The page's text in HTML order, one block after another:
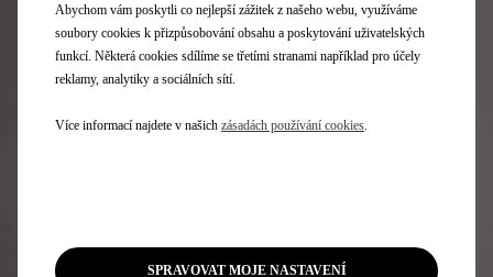
CONSCIOUS COLLECTION. Tato jedinečná kolekce čtyř
unisexových oděvů byla vytvořena ve spolupráci s novou
značkou EGONlab a londýnským výzkumným a inovačním
studiem Post Carbon Lab. Tato iniciativa odráží filozofii Future
materiály s sofistikovaností, pro kterou je značka známá.
Abychom vám poskytli co nejlepší zážitek z našeho webu, využíváme
soubory cookies k přizpůsobování obsahu a poskytování uživatelských
funkcí. Některá cookies sdílíme se třetími stranami například pro účely
reklamy, analytiky a sociálních sítí.
Více informací najdete v našich zásadách používání cookies
SPRAVOVAT MOJE NASTAVENÍ